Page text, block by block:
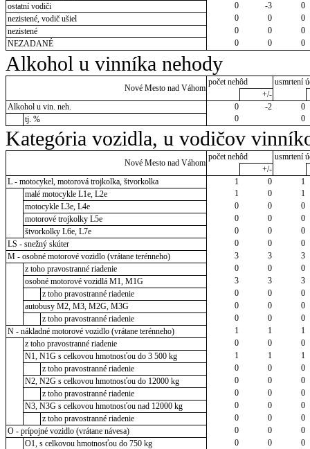
ostatní vodiči
0 -3
0
nezistené, vodič ušiel
0 0
0
nezistené
0 0
0
NEZADANÉ
0 0 0
Alkohol u vinníka nehody
Nové Mesto nad Váhom
počet nehôd
usmrtení
+/-
Alkohol u vin. neh.
0 -2
0
tj. %
0 0
Kategória vozidla, u vodičov
Nové Mesto nad Váhom
počet nehôd
usmrtení
+/-
L - motocykel, motorová trojkolka, štvorkolka
1 0
1
malé motocykle L1e, L2e
1 0
1
motocykle L3e, L4e
0 0
0
motorové trojkolky L5e
0 0
0
štvorkolky L6e, L7e
0 0
0
LS - snežný skúter
0 0
0
M - osobné motorové vozidlo (vrátane terénneho)
3 3
3
z toho pravostranné riadenie
0 0
0
osobné motorové vozidlá M1, M1G
3 3
3
z toho pravostranné riadenie
0 0
0
autobusy M2, M3, M2G, M3G
0 0
0
z toho pravostranné riadenie
0 0
0
N - nákladné motorové vozidlo (vrátane terénneho)
1 1
1
z toho pravostranné riadenie
0 0
0
N1, N1G s celkovou hmotnosťou do 3 500 kg
1 1
1
z toho pravostranné riadenie
0 0
0
N2, N2G s celkovou hmotnosťou do 12000 kg
0 0
0
z toho pravostranné riadenie
0 0
0
N3, N3G s celkovou hmotnosťou nad 12000 kg
0 0
0
z toho pravostranné riadenie
0 0
0
O - prípojné vozidlo (vrátane návesa)
0 0
0
O1, s celkovou hmotnosťou do 750 kg
0 0
0